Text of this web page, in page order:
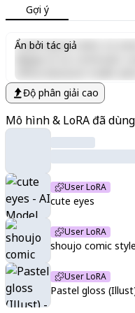
Gợi ý
Lorem ipsum dolor sit
Ẩn bởi tác giả
Độ phân giải cao
Mô hình & LoRA đã dùng
User LoRA
cute eyes
User LoRA
shoujo comic
User LoRA
Pastel gloss